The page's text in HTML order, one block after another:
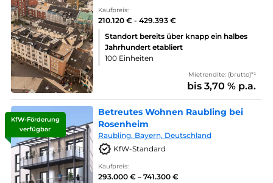
Kaufpreis:
210.120 € - 429.393 €
Standort bereits über knapp ein halbes
Jahrhundert etabliert
100 Einheiten
Mietrendite: (brutto)*¹
bis 3,70 % p.a.
KfW-Förderung
verfügbar
Betreutes Wohnen Raubling bei
Rosenheim
Raubling. Bayern, Deutschland
KfW-Standard
Kaufpreis:
293.000 € – 741.300 €